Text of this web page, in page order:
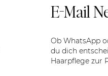
E-Mail
Ob WhatsApp
du dich
Haarpflege zur